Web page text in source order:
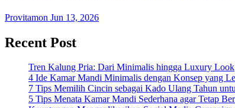
Provitamon Jun 13, 2026
Recent Post
Tren Kalung Pria: Dari Minimalis hingga Luxury Look
4 Ide Kamar Mandi Minimalis dengan Konsep yang
7 Tips Memilih Cincin sebagai Kado Ulang Tahun
5 Tips Menata Kamar Mandi Sederhana agar Tetap